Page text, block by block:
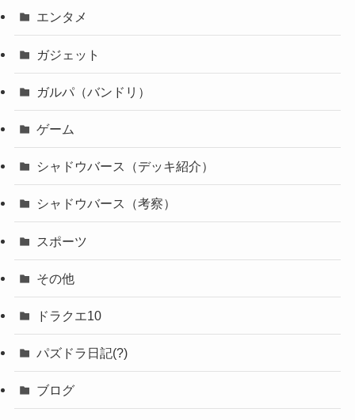
エンタメ
ガジェット
ガルパ（バンドリ）
ゲーム
シャドウバース（デッキ紹介）
シャドウバース（考察）
スポーツ
その他
ドラクエ10
パズドラ日記(?)
ブログ